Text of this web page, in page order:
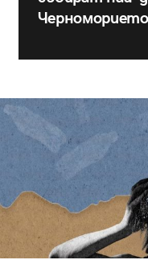
Черноморието